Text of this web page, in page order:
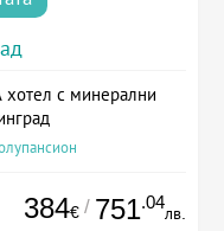
с минерални
384€ / 751.04
лв.